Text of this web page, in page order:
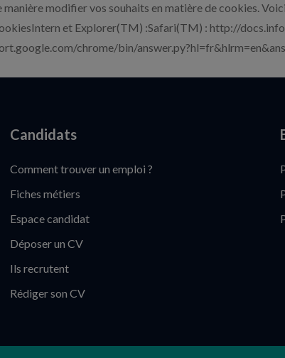
manière modifier vos souhaits en matière de cookies.
et Explorer(TM) :Safari(TM) : http://
chrome/bin/
Candidats
Comment trouver un emploi ?
Fiches métiers
Espace candidat
Déposer un CV
Ils recrutent
Rédiger son CV